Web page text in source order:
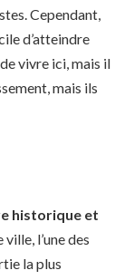
Cependant,
d’atteindre
vivre ici, mais il
mais ils
historique et
ville, l’une des
la plus